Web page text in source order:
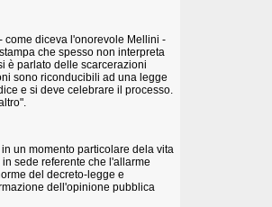
come diceva l'onorevole Mellini -
che spesso non interpreta
è parlato delle scarcerazioni
sono riconducibili ad una legge
e si deve celebrare il processo.
un momento particolare dela vita
sede referente che l'allarme
del decreto-legge e
dell'opinione pubblica